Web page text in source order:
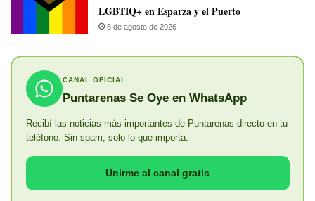
LGBTIQ+ en Esparza y el Puerto
5 de agosto de 2026
CANAL OFICIAL
Puntarenas Se Oye en WhatsApp
Recibí las noticias más importantes de Puntarenas directo en tu
teléfono. Sin spam, solo lo que importa.
Unirme al canal gratis